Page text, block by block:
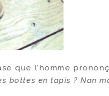
que l’homme
bottes en tapis ? Nan